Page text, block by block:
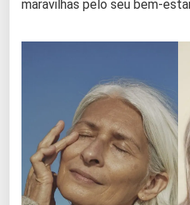
maravilhas pelo seu bem-